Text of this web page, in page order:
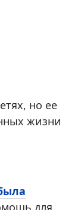
но ее
жизни